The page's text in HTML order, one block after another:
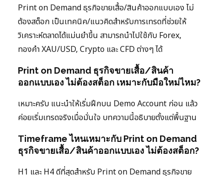
Print on Demand ธุรกิจขายเสื้อ/สินค้าออกแบบเอง ไม่
ต้องสต็อก เป็นเทคนิค/แนวคิดสำหรับการเทรดที่ช่วยให้
วิเคราะห์ตลาดได้แม่นยำขึ้น สามารถนำไปใช้กับ Forex,
ทองคำ XAU/USD, Crypto และ CFD ต่างๆ ได้
Print on Demand ธุรกิจขายเสื้อ/สินค้า
ออกแบบเอง ไม่ต้องสต็อก เหมาะกับมือใหม่ไหม?
เหมาะครับ แนะนำให้เริ่มฝึกบน Demo Account ก่อน แล้ว
ค่อยเริ่มเทรดจริงเมื่อมั่นใจ บทความนี้อธิบายตั้งแต่พื้นฐาน
Timeframe ไหนเหมาะกับ Print on Demand
ธุรกิจขายเสื้อ/สินค้าออกแบบเอง ไม่ต้องสต็อก?
H1 และ H4 ดีที่สุดสำหรับ Print on Demand ธุรกิจขาย